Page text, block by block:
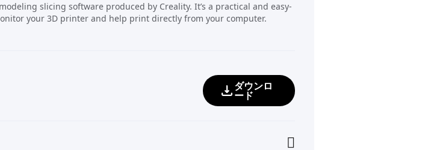
slicing software produced by Creality. It’s a practical and easy-
your 3D printer and help print directly from your computer.
ダウンロ
ード